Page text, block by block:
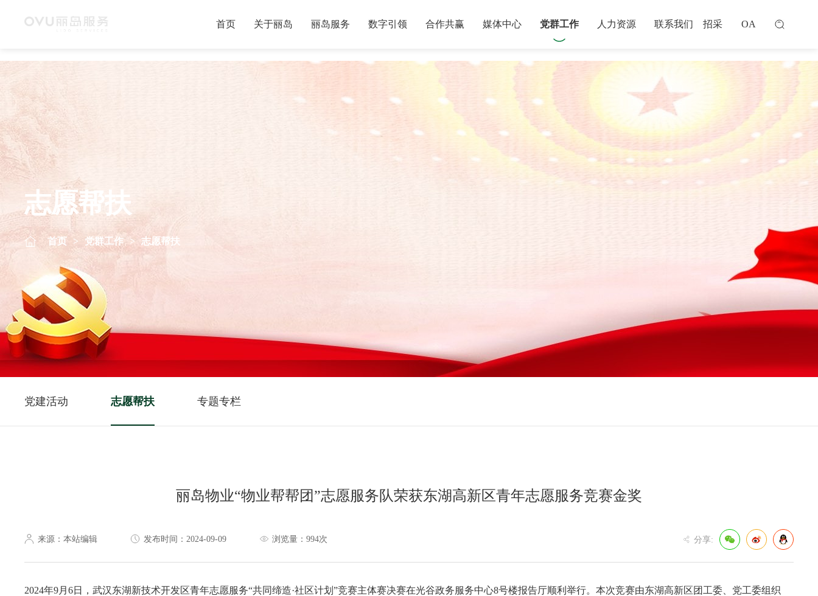
招采 OA
首页 关于丽岛 丽岛服务 数字引领 合作共赢 媒体中心 党群工作 人力资源 联系我们
志愿帮扶
首页 > 党群工作 > 志愿帮扶
党建活动 志愿帮扶 专题专栏
丽岛物业“物业帮帮团”志愿服务队荣获东湖高新区青年志愿服务竞赛金奖
来源：本站编辑 发布时间：2024-09-09 浏览量：994次 分享:
2024年9月6日，武汉东湖新技术开发区青年志愿服务“共同缔造·社区计划”竞赛主体赛决赛在光谷政务服务中心8号楼报告厅顺利举行。本次竞赛由东湖高新区团工委、党工委组织